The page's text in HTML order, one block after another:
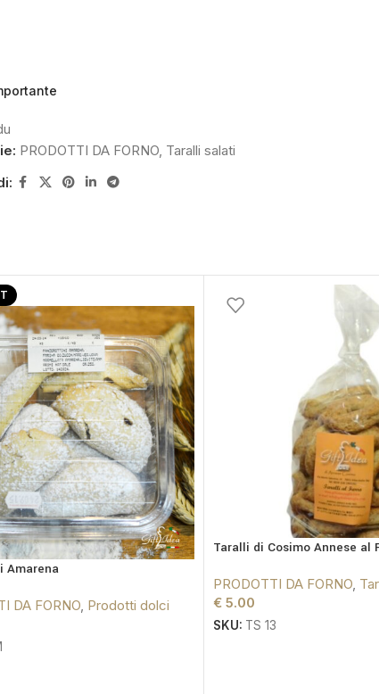
PRODOTTI DA FORNO, Taralli salati
Amarena
DA FORNO, Prodotti dolci
Taralli di Cosimo Annese al
PRODOTTI DA FORNO,
€ 5.00
SKU: TS 13